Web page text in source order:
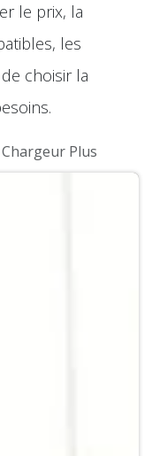
le prix, la
les
choisir la
Plus